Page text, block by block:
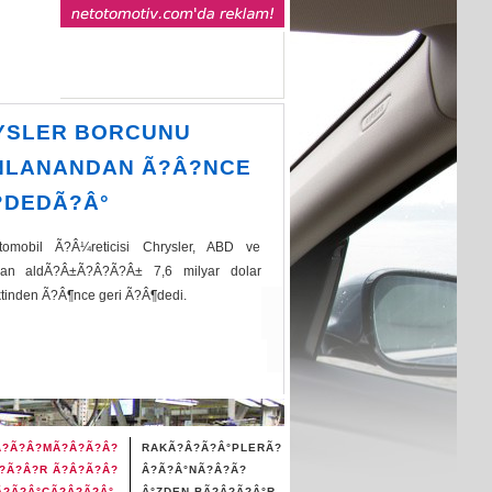
BORCUNU
Ã?Â?NCE
Ã?Â¼reticisi Chrysler, ABD ve
aldÃ?Â±Ã?Â?Ã?Â± 7,6 milyar dolar
Ã?Â¶nce geri Ã?Â¶dedi.
Ã?Â?Ã?Â?
RAKÃ?Â?Ã?Â°PLERÃ?
Â?Ã?Â°NÃ?Â?Ã?